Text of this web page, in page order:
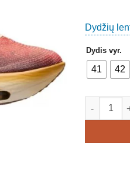
Dydžių
Dydis vyr.
41 42
produkto